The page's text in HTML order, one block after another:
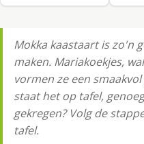
Mokka kaastaart is zo'n
maken. Mariakoekjes,
vormen ze een
staat het op tafel,
gekregen? Volg de
tafel.